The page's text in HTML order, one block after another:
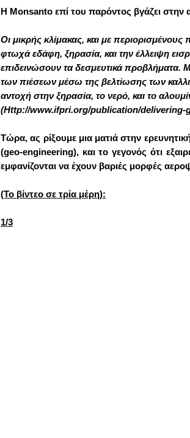
Η Monsanto επί του παρόντος βγάζει στην
Οι μικρής κλίμακας, και με
φτωχά εδάφη, ξηρασία, και την έλλειψη
επιδεινώσουν τα δεσμευτικά προβλήματα.
των πιέσεων μέσω της βελτίωσης των
αντοχή στην ξηρασία, το νερό, και το
(Http://www.ifpri.org/publication/
Τώρα, ας ρίξουμε μια ματιά στην
(geo-engineering), και το γεγονός ότι
εμφανίζονται να έχουν βαριές μορφές
(Το βίντεο σε τρία μέρη):
1/3